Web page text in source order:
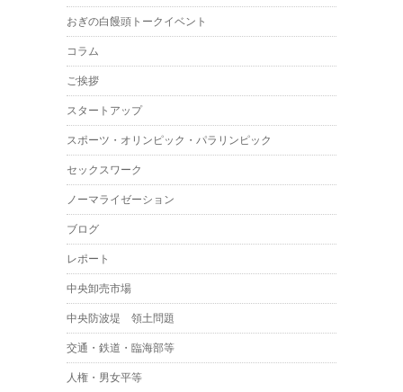
おぎの白饅頭トークイベント
コラム
ご挨拶
スタートアップ
スポーツ・オリンピック・パラリンピック
セックスワーク
ノーマライゼーション
ブログ
レポート
中央卸売市場
中央防波堤 領土問題
交通・鉄道・臨海部等
人権・男女平等